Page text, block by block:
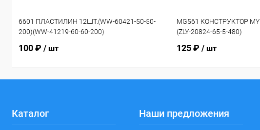
6601 ПЛАСТИЛИН 12ШТ.(WW-60421-50-50-
200)(WW-41219-60-60-200)
100 ₽ / шт
MG561 КОНСТРУКТОР MY
(ZLY-20824-65-5-480)
125 ₽ / шт
Каталог Наши предложения